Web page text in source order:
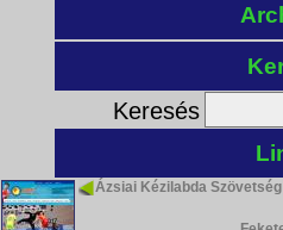
Keresés
Ázsiai Kézilabda Szövetség